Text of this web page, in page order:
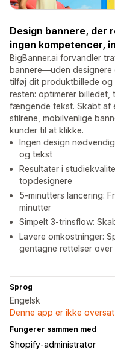
Design bannere,
ingen kompetencer,
BigBanner.ai forvandler
bannere—uden designere
tilføj dit produktbillede og
resten: optimerer
fængende tekst. Skabt af
stilrene, mobilvenlige
kunder til at klikke.
Ingen design
og tekst
Resultater i
topdesignere
5-minutters lancering:
minutter
Simpelt 3-trinsflow:
Lavere omkostninger:
gentagne rettelser over
Sprog
Engelsk
Denne app er ikke
Fungerer sammen med
Shopify-administrator